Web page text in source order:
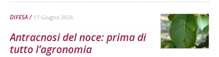
DIFESA 17 Giugno 2026
Antracnosi del noce: prima di
tutto l’agronomia